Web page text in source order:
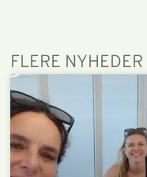
FLERE NYHEDER